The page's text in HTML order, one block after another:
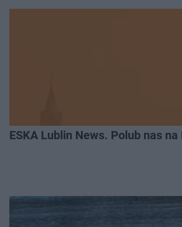
ESKA Lublin News. Polub nas na